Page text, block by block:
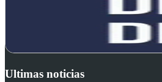
Ultimas noticias